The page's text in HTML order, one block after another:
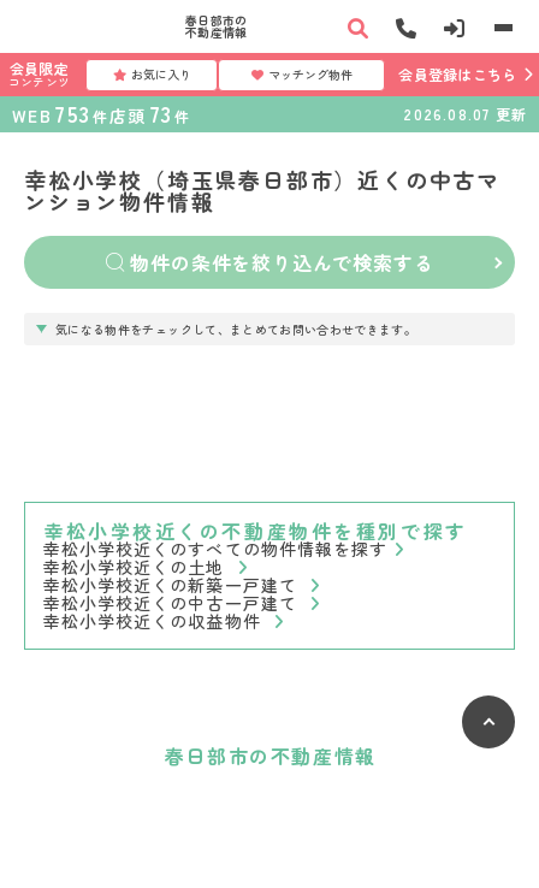
春日部市の
不動産情報
会員限定
コンテンツ お気に入り マッチング物件 会員登録はこちら
WEB 753 件店頭 73 件 2026.08.07 更新
幸松小学校（埼玉県春日部市）近くの中古マ
ンション物件情報
物件の条件を絞り込んで検索する
気になる物件をチェックして、まとめてお問い合わせできます。
幸松小学校近くの不動産物件を種別で探す
幸松小学校近くのすべての物件情報を探す
幸松小学校近くの土地
幸松小学校近くの新築一戸建て
幸松小学校近くの中古一戸建て
幸松小学校近くの収益物件
春日部市の不動産情報